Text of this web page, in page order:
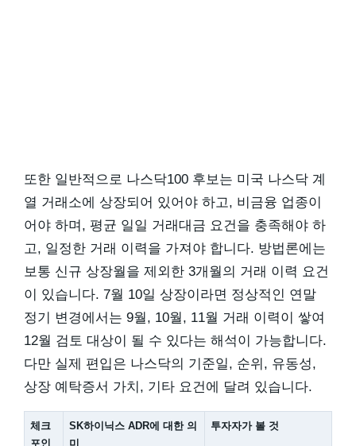
또한 일반적으로 나스닥100 후보는 미국 나스닥 계
열 거래소에 상장되어 있어야 하고, 비금융 업종이
어야 하며, 평균 일일 거래대금 요건을 충족해야 하
고, 일정한 거래 이력을 가져야 합니다. 방법론에는
보통 신규 상장월을 제외한 3개월의 거래 이력 요건
이 있습니다. 7월 10일 상장이라면 정상적인 연말
정기 변경에서는 9월, 10월, 11월 거래 이력이 쌓여
12월 검토 대상이 될 수 있다는 해석이 가능합니다.
다만 실제 편입은 나스닥의 기준일, 순위, 유동성,
상장 예탁증서 가치, 기타 요건에 달려 있습니다.
체크
포인
SK하이닉스 ADR에 대한 의
미
투자자가 볼 것